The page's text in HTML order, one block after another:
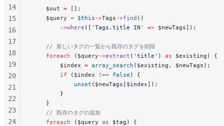
    $out
= [];
    $query
= $this ->Tags ->find ()
        ->
where ([ 'Tags.title IN' => $newTags]);
    // 新しいタグの一覧から既存のタグを削除
    foreach
($query ->extract ( 'title' ) as $existing) {
        $index
= array_search ($existing, $newTags);
        if
($index !== false ) {
            unset
($newTags[$index]);
        }
    }
    // 既存のタグの追加
    foreach
($query as $tag) {
14
15
16
17
18
19
20
21
22
23
24